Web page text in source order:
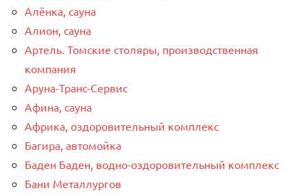
Алёнка, сауна
Алион, сауна
Артель. Томские столяры, производственная
компания
Аруна-Транс-Сервис
Афина, сауна
Африка, оздоровительный комплекс
Багира, автомойка
Баден Баден, водно-оздоровительный комплекс
Бани Металлургов